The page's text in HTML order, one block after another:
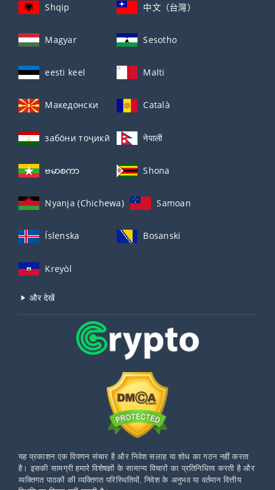
Shqip 中文（台灣）
Magyar Sesotho
eesti keel Malti
Македонски Català
забо́ни тоҷикӣ́ नेपाली
ဗမာစကာ Shona
Nyanja (Chichewa) Samoan
Íslenska Bosanski
Kreyòl
और देखें
यह प्रकाशन एक विपणन संचार है और निवेश सलाह या शोध का गठन नहीं करता
है। इसकी सामग्री हमारे विशेषज्ञों के सामान्य विचारों का प्रतिनिधित्व करती है और
व्यक्तिगत पाठकों की व्यक्तिगत परिस्थितियों, निवेश के अनुभव या वर्तमान वित्तीय